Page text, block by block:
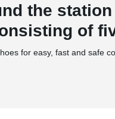
the
of
for easy, fast and safe